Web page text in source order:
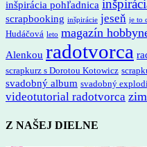
inšpirácia pohľadnica
scrapbooking inšpirácie jeseň je to
Hudáčová leto magazín
Alenkou radotvorca
scrapkurz s Dorotou Kotowicz
svadobný album svadobný
videotutorial radotvorca
Z NAŠEJ DIELNE